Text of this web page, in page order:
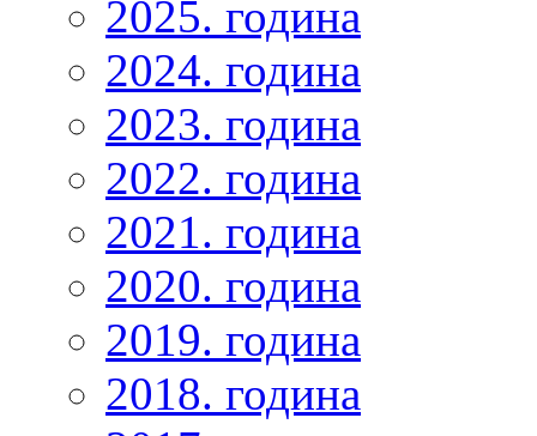
2025. година
2024. година
2023. година
2022. година
2021. година
2020. година
2019. година
2018. година